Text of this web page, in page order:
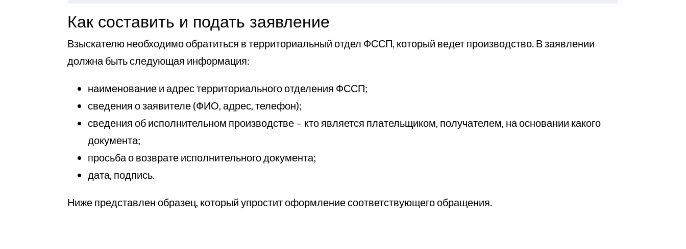
Как составить и подать заявление
Взыскателю необходимо обратиться в территориальный отдел ФССП, который ведет производство. В заявлении
должна быть следующая информация:
наименование и адрес территориального отделения ФССП;
сведения о заявителе (ФИО, адрес, телефон);
сведения об исполнительном производстве – кто является плательщиком, получателем, на основании какого
документа;
просьба о возврате исполнительного документа;
дата, подпись.
Ниже представлен образец, который упростит оформление соответствующего обращения.